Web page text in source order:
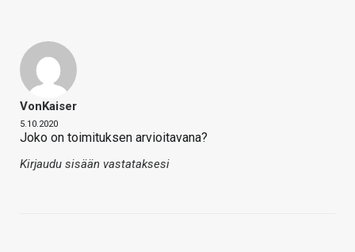
VonKaiser
5.10.2020
Joko on toimituksen arvioitavana?
Kirjaudu sisään vastataksesi